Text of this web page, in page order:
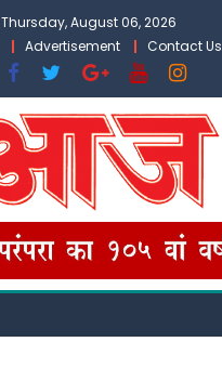
Thursday, August 06, 2026
Advertisement Contact Us